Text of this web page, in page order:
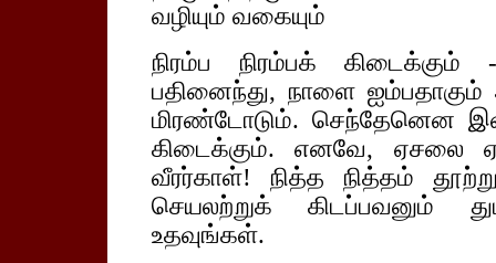
வழியும் வகையும்
நிரம்ப நிரம்பக்
பதினைந்து, நாளை
மிரண்டோடும். செந்தேனென
கிடைக்கும். எனவே, ஏசலை
வீரர்காள்! நித்த நித்தம்
செயலற்றுக் கிடப்பவனும்
உதவுங்கள்.